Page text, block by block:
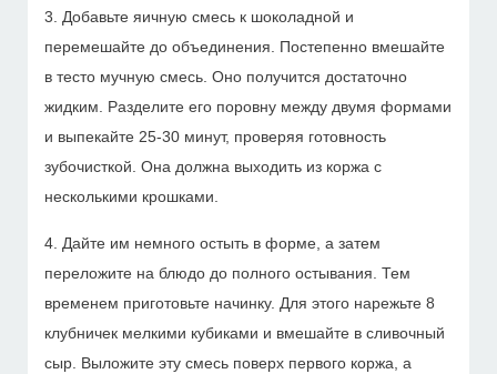
3. Добавьте яичную смесь к шоколадной и
перемешайте до объединения. Постепенно вмешайте
в тесто мучную смесь. Оно получится достаточно
жидким. Разделите его поровну между двумя формами
и выпекайте 25-30 минут, проверяя готовность
зубочисткой. Она должна выходить из коржа с
несколькими крошками.
4. Дайте им немного остыть в форме, а затем
переложите на блюдо до полного остывания. Тем
временем приготовьте начинку. Для этого нарежьте 8
клубничек мелкими кубиками и вмешайте в сливочный
сыр. Выложите эту смесь поверх первого коржа, а